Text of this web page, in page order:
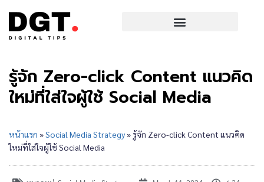
รู้จัก Zero-click Content แนวคิด
ใหม่ที่ใส่ใจผู้ใช้ Social Media
หน้าแรก »Social Media Strategy» รู้จัก Zero-click Content แนวคิด
ใหม่ที่ใส่ใจผู้ใช้ Social Media